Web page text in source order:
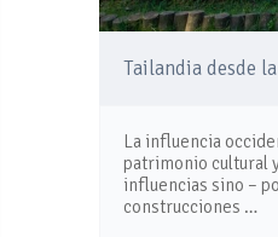
Tailandia desde
La influencia
patrimonio cultural
influencias sino –
construcciones …